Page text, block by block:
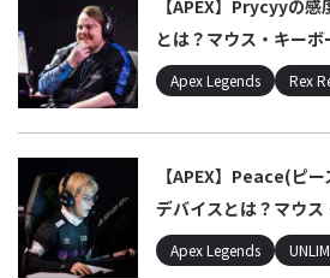
【APEX】Prycyyの
とは？マウス・キー
Apex Legends Rex
【APEX】Peace(ピ
デバイスとは？マウ
Apex Legends